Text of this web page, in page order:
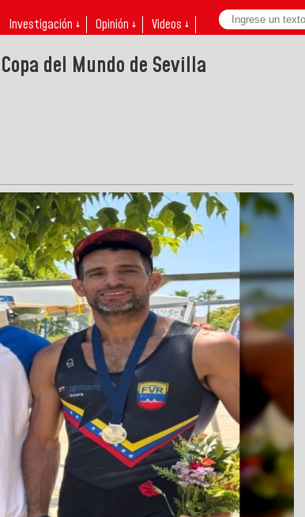
Investigación ↓ Opinión ↓ Videos ↓
del Mundo de Sevilla